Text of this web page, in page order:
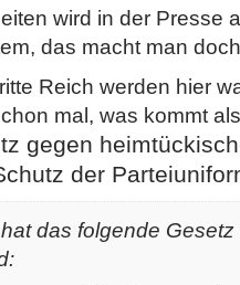
wird in der Presse
das macht man
Reich werden hier
mal, was kommt
gegen
der
das folgende